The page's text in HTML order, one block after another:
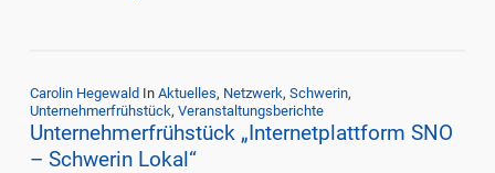
Carolin Hegewald In Aktuelles, Netzwerk, Schwerin,
Unternehmerfrühstück, Veranstaltungsberichte
Unternehmerfrühstück „Internetplattform SNO
– Schwerin Lokal“